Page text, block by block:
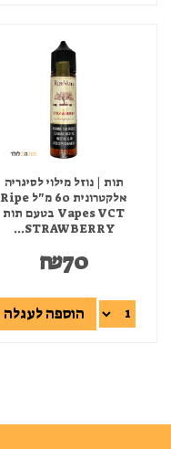
תות | נוזל מילוי לסיגריה
אלקטרונית 60 מ"ל Ripe
Vapes VCT בטעם תות
STRAWBERRY...
₪70
הוספה לעגלה